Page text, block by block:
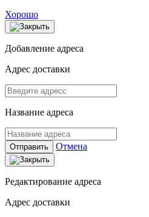
Хорошо
Добавление адреса
Адрес доставки
Название адреса
Отправить Отмена
Редактирование адреса
Адрес доставки